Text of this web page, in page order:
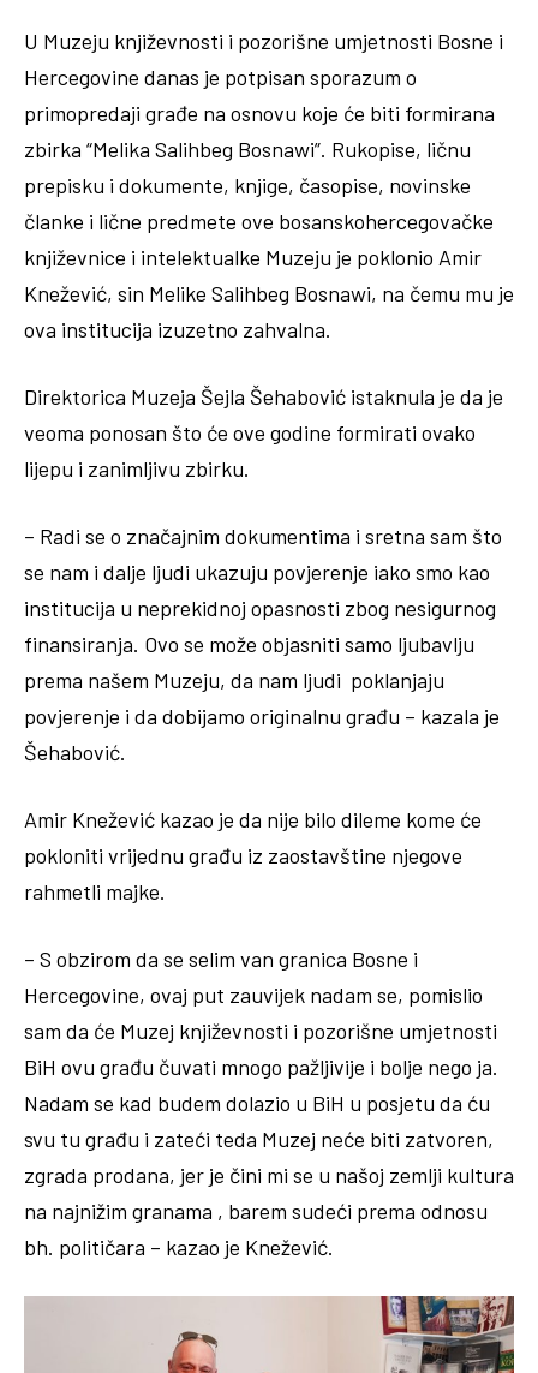
U Muzeju književnosti i pozorišne umjetnosti Bosne i
Hercegovine danas je potpisan sporazum o
primopredaji građe na osnovu koje će biti formirana
zbirka “Melika Salihbeg Bosnawi”. Rukopise, ličnu
prepisku i dokumente, knjige, časopise, novinske
članke i lične predmete ove bosanskohercegovačke
književnice i intelektualke Muzeju je poklonio Amir
Knežević, sin Melike Salihbeg Bosnawi, na čemu mu je
ova institucija izuzetno zahvalna.
Direktorica Muzeja Šejla Šehabović istaknula je da je
veoma ponosan što će ove godine formirati ovako
lijepu i zanimljivu zbirku.
– Radi se o značajnim dokumentima i sretna sam što
se nam i dalje ljudi ukazuju povjerenje iako smo kao
institucija u neprekidnoj opasnosti zbog nesigurnog
finansiranja. Ovo se može objasniti samo ljubavlju
prema našem Muzeju, da nam ljudi poklanjaju
povjerenje i da dobijamo originalnu građu – kazala je
Šehabović.
Amir Knežević kazao je da nije bilo dileme kome će
pokloniti vrijednu građu iz zaostavštine njegove
rahmetli majke.
– S obzirom da se selim van granica Bosne i
Hercegovine, ovaj put zauvijek nadam se, pomislio
sam da će Muzej književnosti i pozorišne umjetnosti
BiH ovu građu čuvati mnogo pažljivije i bolje nego ja.
Nadam se kad budem dolazio u BiH u posjetu da ću
svu tu građu i zateći teda Muzej neće biti zatvoren,
zgrada prodana, jer je čini mi se u našoj zemlji kultura
na najnižim granama , barem sudeći prema odnosu
bh. političara – kazao je Knežević.